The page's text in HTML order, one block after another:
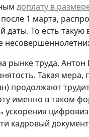
доплату в
1 марта,
даты. То есть
рынке труда,
Такая
продолжают
именно в таком
кадровый